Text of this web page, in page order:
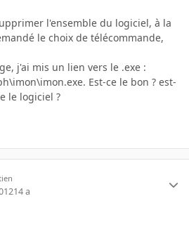
l'ensemble du logiciel, à la
le choix de télécommande,
j'ai mis un lien vers le .exe :
Est-ce le bon ? est-
le logiciel ?
14 a